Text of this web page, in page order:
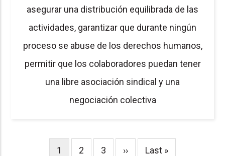
asegurar una distribución equilibrada de las
actividades, garantizar que durante ningún
proceso se abuse de los derechos humanos,
permitir que los colaboradores puedan tener
una libre asociación sindical y una
negociación colectiva
Current
1 Page
2 Page
3
Next
››
Last
Last »